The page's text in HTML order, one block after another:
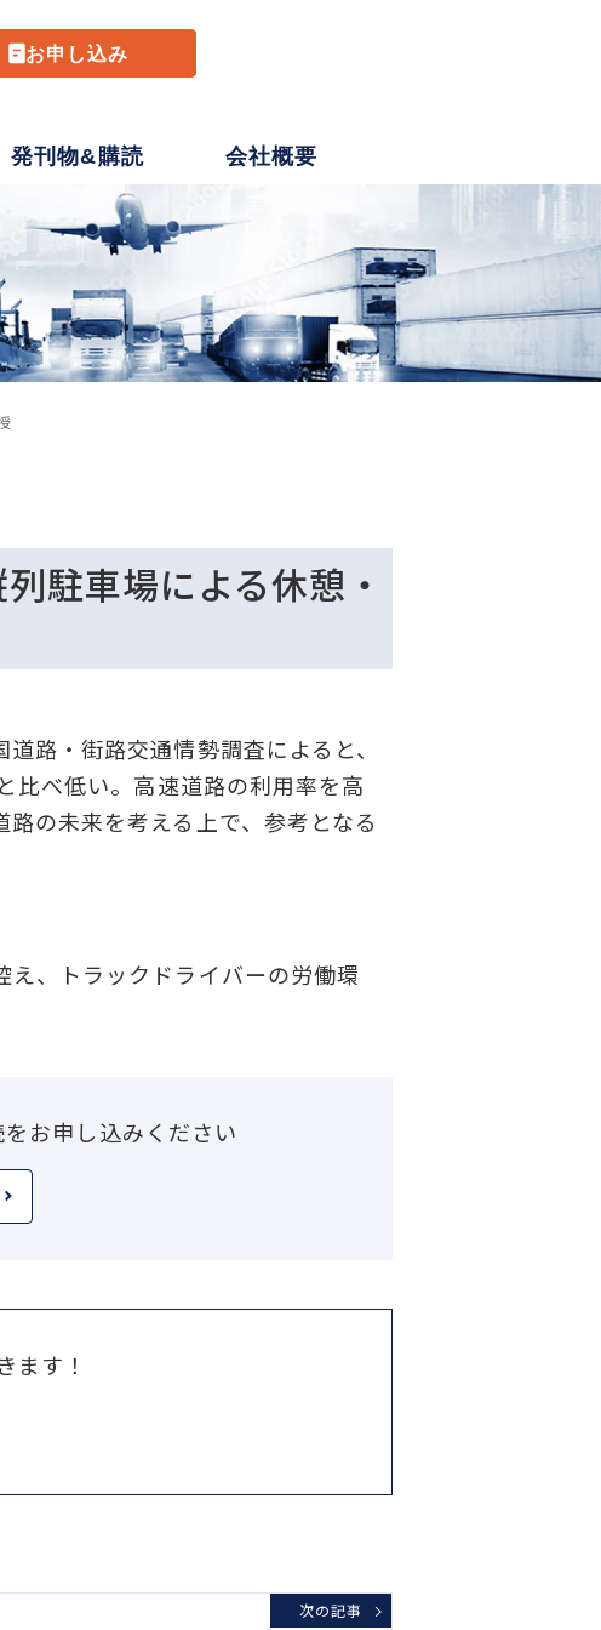
お申し込み
発刊物&購読 会社概要
駐車場による休憩・
路・街路交通情勢調査によると、
比べ低い。高速道路の利用率を高
の未来を考える上で、参考となる
、トラックドライバーの労働環
お申し込みください
ます！
次の記事